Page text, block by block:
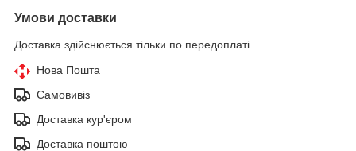
Умови доставки
Доставка здійснюється тільки по передоплаті.
Нова Пошта
Самовивіз
Доставка кур'єром
Доставка поштою